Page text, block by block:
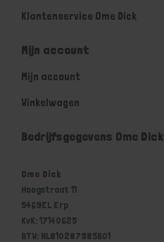
Klantenservice Ome Dick
Mijn account
Mijn account
Winkelwagen
Bedrijfsgegevens Ome Dick
Ome Dick
Hoogstraat 11
5469EL Erp
KvK: 17140625
BTW: NL810287985B01